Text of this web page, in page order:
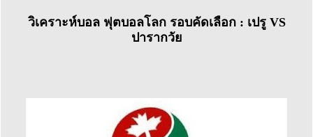
วิเคราะห์บอล ฟุตบอลโลก รอบคัดเลือก : เปรู VS
ปารากวัย